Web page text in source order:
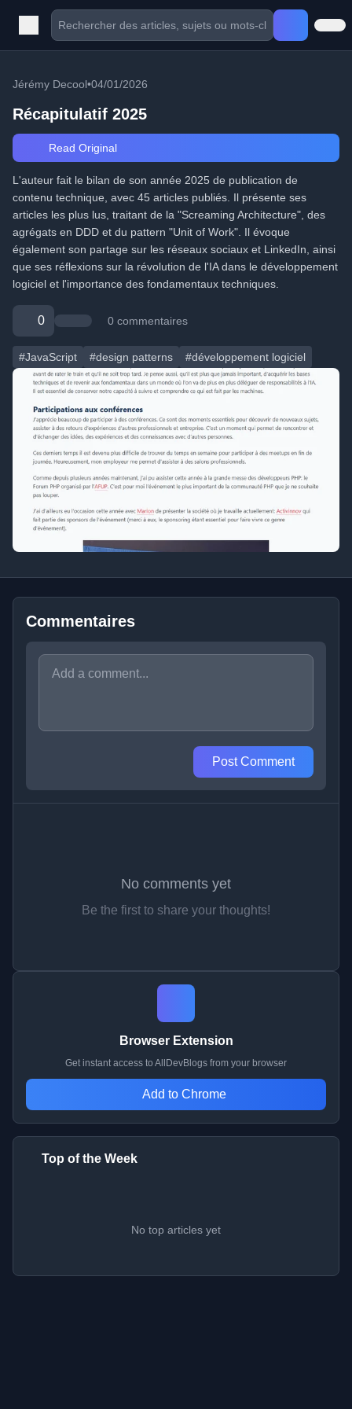
Jérémy Decool•04/01/2026
Récapitulatif 2025
Read Original
L'auteur fait le bilan de son année 2025 de publication de
contenu technique, avec 45 articles publiés. Il présente ses
articles les plus lus, traitant de la "Screaming Architecture", des
agrégats en DDD et du pattern "Unit of Work". Il évoque
également son partage sur les réseaux sociaux et LinkedIn, ainsi
que ses réflexions sur la révolution de l'IA dans le développement
logiciel et l'importance des fondamentaux techniques.
0 0 commentaires
#JavaScript #design patterns #développement logiciel
Commentaires
Post Comment
No comments yet
Be the first to share your thoughts!
Browser Extension
Get instant access to AllDevBlogs from your browser
Add to Chrome
Top of the Week
No top articles yet